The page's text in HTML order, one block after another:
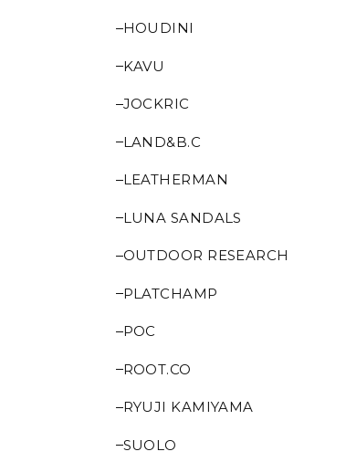
HOUDINI
KAVU
JOCKRIC
LAND&B.C
LEATHERMAN
LUNA SANDALS
OUTDOOR RESEARCH
PLATCHAMP
POC
ROOT.CO
RYUJI KAMIYAMA
SUOLO